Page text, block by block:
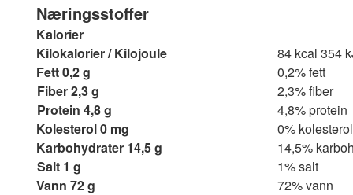
Næringsstoffer
Kalorier
Kilokalorier / Kilojoule
84 kcal 354
Fett0,2 g
0,2% fett
Fiber2,3 g
2,3% fiber
Protein 4,8 g
4,8% protein
Kolesterol0 mg
0% kolesterol
Karbohydrater 14,5 g
14,5%
Salt 1 g
1% salt
Vann 72 g 72% vann